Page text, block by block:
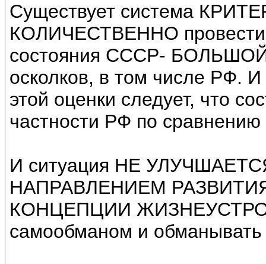
Существует система
КОЛИЧЕСТВЕННО
состояния СССР-
осколков, в том числе РФ.
этой оценки следует, что
частности РФ по
И ситуация НЕ
НАПРАВЛЕНИЕМ
КОНЦЕПЦИИ
самообманом и